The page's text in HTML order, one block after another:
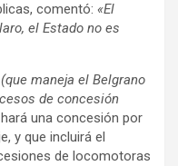
comentó: «El
el Estado no es
maneja el Belgrano
de concesión
una concesión por
y que incluirá el
de locomotoras